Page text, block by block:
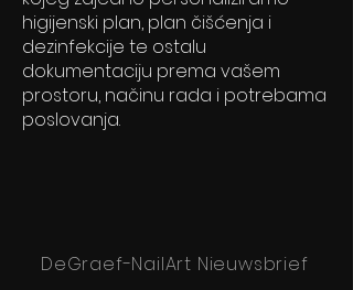
higijenski plan, plan čišćenja i
dezinfekcije te ostalu
dokumentaciju prema vašem
prostoru, načinu rada i potrebama
poslovanja.
DeGraef-NailArt Nieuwsbrief